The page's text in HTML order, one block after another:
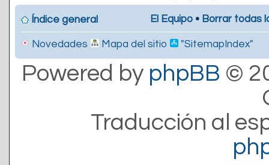
Índice general El Equipo • Borrar todas
Novedades Mapa del sitio "SitemapIndex"
Powered by phpBB ©
Traducción al